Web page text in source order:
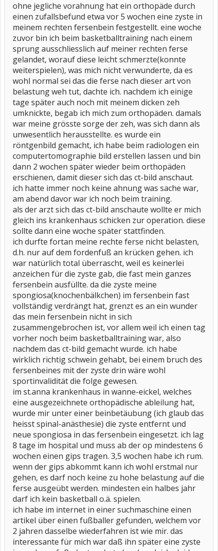
ohne jegliche vorahnung hat ein orthopäde durch
einen zufallsbefund etwa vor 5 wochen eine zyste in
meinem rechten fersenbein festgestellt. eine woche
zuvor bin ich beim basketballtraining nach einem
sprung ausschliesslich auf meiner rechten ferse
gelandet, worauf diese leicht schmerzte(konnte
weiterspielen), was mich nicht verwunderte, da es
wohl normal sei das die ferse nach dieser art von
belastung weh tut, dachte ich. nachdem ich einige
tage später auch noch mit meinem dicken zeh
umknickte, begab ich mich zum orthopäden. damals
war meine grösste sorge der zeh, was sich dann als
unwesentlich herausstellte. es wurde ein
röntgenbild gemacht, ich habe beim radiologen ein
computertomographie bild erstellen lassen und bin
dann 2 wochen später wieder beim orthopäden
erschienen, damit dieser sich das ct-bild anschaut.
ich hatte immer noch keine ahnung was sache war,
am abend davor war ich noch beim training.
als der arzt sich das ct-bild anschaute wollte er mich
gleich ins krankenhaus schicken zur operation. diese
sollte dann eine woche später stattfinden.
ich durfte fortan meine rechte ferse nicht belasten,
d.h. nur auf dem fordenfuß an krücken gehen. ich
war natürlich total überrascht, weil es keinerlei
anzeichen für die zyste gab, die fast mein ganzes
fersenbein ausfüllte. da die zyste meine
spongiosa(knochenbälkchen) im fersenbein fast
vollständig verdrängt hat, grenzt es an ein wunder
das mein fersenbein nicht in sich
zusammengebrochen ist, vor allem weil ich einen tag
vorher noch beim basketballtraining war, also
nachdem das ct-bild gemacht wurde. ich habe
wirklich richtig schwein gehabt, bei einem bruch des
fersenbeines mit der zyste drin wäre wohl
sportinvalidität die folge gewesen.
im st.anna krankenhaus in wanne-eickel, welches
eine ausgezeichnete orthopädische ableilung hat,
wurde mir unter einer beinbetäubung (ich glaub das
heisst spinal-anästhesie) die zyste entfernt und
neue spongiosa in das fersenbein eingesetzt. ich lag
8 tage im hospital und muss ab der op mindestens 6
wochen einen gips tragen. 3,5 wochen habe ich rum.
wenn der gips abkommt kann ich wohl erstmal nur
gehen, es darf noch keine zu hohe belastung auf die
ferse ausgeübt werden. mindesten ein halbes jahr
darf ich kein basketball o.ä. spielen.
ich habe im internet in einer suchmaschine einen
artikel über einen fußballer gefunden, welchem vor
2 jahren dasselbe wiederfahren ist wie mir. das
interessante für mich war daß ihn später eine zyste